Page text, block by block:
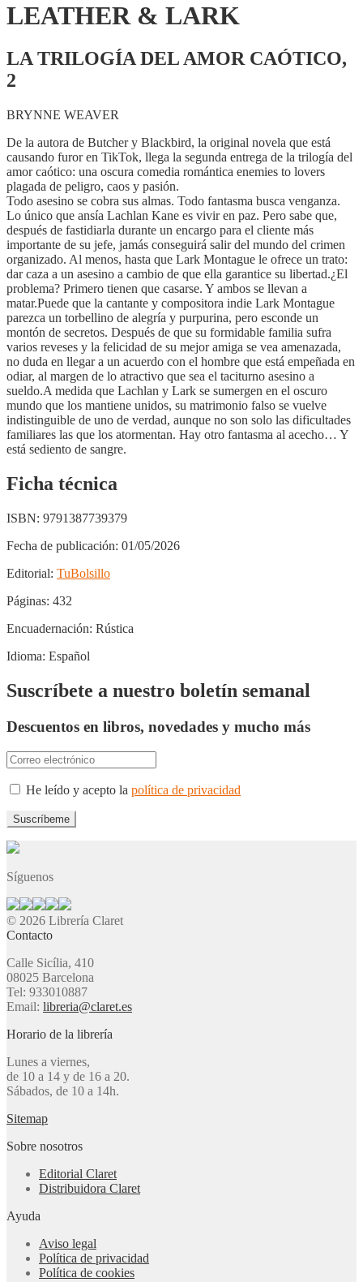
LEATHER & LARK
LA TRILOGÍA DEL AMOR CAÓTICO,
2
BRYNNE WEAVER
De la autora de Butcher y Blackbird, la original novela que está
causando furor en TikTok, llega la segunda entrega de la trilogía del
amor caótico: una oscura comedia romántica enemies to lovers
plagada de peligro, caos y pasión.
Todo asesino se cobra sus almas. Todo fantasma busca venganza.
Lo único que ansía Lachlan Kane es vivir en paz. Pero sabe que,
después de fastidiarla durante un encargo para el cliente más
importante de su jefe, jamás conseguirá salir del mundo del crimen
organizado. Al menos, hasta que Lark Montague le ofrece un trato:
dar caza a un asesino a cambio de que ella garantice su libertad.¿El
problema? Primero tienen que casarse. Y ambos se llevan a
matar.Puede que la cantante y compositora indie Lark Montague
parezca un torbellino de alegría y purpurina, pero esconde un
montón de secretos. Después de que su formidable familia sufra
varios reveses y la felicidad de su mejor amiga se vea amenazada,
no duda en llegar a un acuerdo con el hombre que está empeñada en
odiar, al margen de lo atractivo que sea el taciturno asesino a
sueldo.A medida que Lachlan y Lark se sumergen en el oscuro
mundo que los mantiene unidos, su matrimonio falso se vuelve
indistinguible de uno de verdad, aunque no son solo las dificultades
familiares las que los atormentan. Hay otro fantasma al acecho… Y
está sediento de sangre.
Ficha técnica
ISBN: 9791387739379
Fecha de publicación: 01/05/2026
Editorial: TuBolsillo
Páginas: 432
Encuadernación: Rústica
Idioma: Español
Suscríbete a nuestro boletín semanal
Descuentos en libros, novedades y mucho más
He leído y acepto la política de privacidad
Síguenos
© 2026 Librería Claret
Contacto
Calle Sicília, 410
08025 Barcelona
Tel: 933010887
Email: libreria@claret.es
Horario de la librería
Lunes a viernes,
de 10 a 14 y de 16 a 20.
Sábados, de 10 a 14h.
Sitemap
Sobre nosotros
Editorial Claret
Distribuidora Claret
Ayuda
Aviso legal
Política de privacidad
Política de cookies